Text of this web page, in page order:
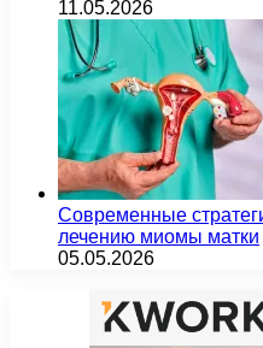
11.05.2026
Современные
лечению миомы матки
05.05.2026